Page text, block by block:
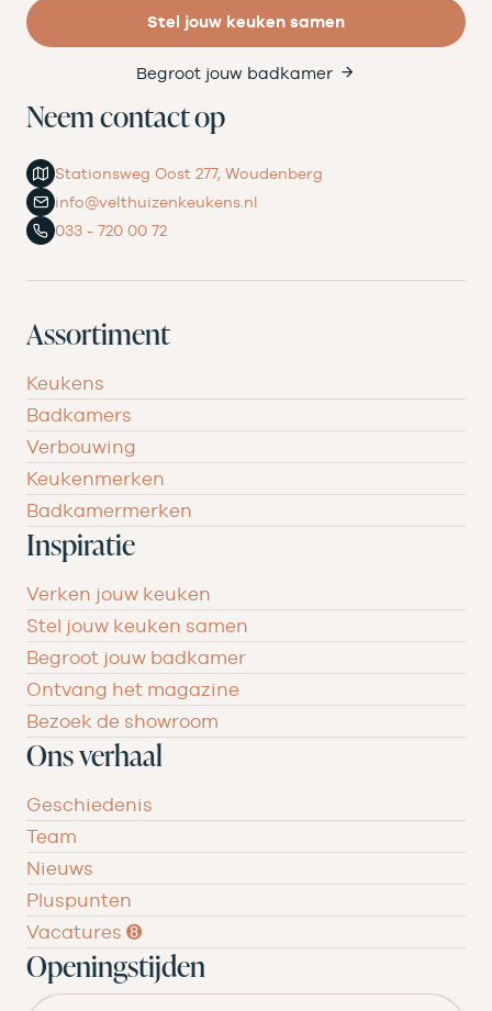
Stel jouw keuken samen
Begroot jouw badkamer
Neem contact op
Stationsweg Oost 277, Woudenberg
info@velthuizenkeukens.nl
033 - 720 00 72
Assortiment
Keukens
Badkamers
Verbouwing
Keukenmerken
Badkamermerken
Inspiratie
Verken jouw keuken
Stel jouw keuken samen
Begroot jouw badkamer
Ontvang het magazine
Bezoek de showroom
Ons verhaal
Geschiedenis
Team
Nieuws
Pluspunten
Vacatures ➑
Openingstijden